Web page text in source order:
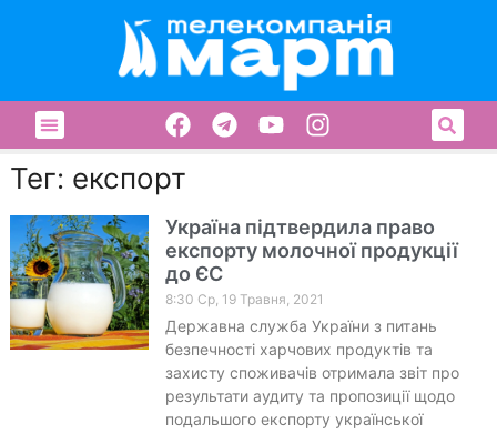
Тег: експорт
Україна підтвердила право
експорту молочної продукції
до ЄС
8:30 Ср, 19 Травня, 2021
Державна служба України з питань
безпечності харчових продуктів та
захисту споживачів отримала звіт про
результати аудиту та пропозиції щодо
подальшого експорту української